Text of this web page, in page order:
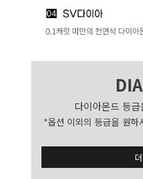
다이아몬드 등
*옵션 이외의 등급을 원